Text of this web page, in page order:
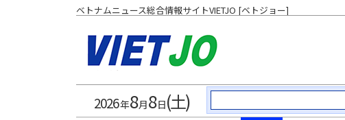
ベトナムニュース総合情報サイトVIETJO [ベトジョー]
2026年8月8日(土)